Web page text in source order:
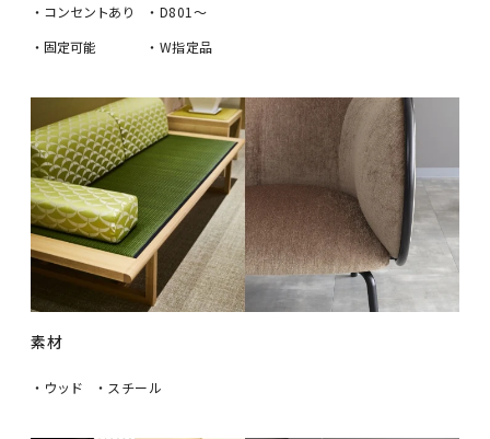
・コンセントあり
・固定可能
・D801～
・W指定品
素材
・ウッド ・スチール